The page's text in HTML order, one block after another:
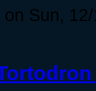
Sun,